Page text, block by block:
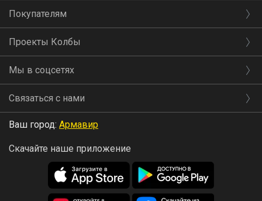
Покупателям
Проекты Колбы
Мы в соцсетях
Связаться с нами
Ваш город: Армавир
Скачайте наше приложение